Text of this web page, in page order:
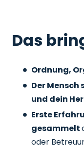
Das
Ordnung,
Der
und dein
Erste
gesammelt
oder